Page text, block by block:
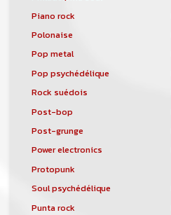
Piano rock
Polonaise
Pop metal
Pop psychédélique
Rock suédois
Post-bop
Post-grunge
Power electronics
Protopunk
Soul psychédélique
Punta rock